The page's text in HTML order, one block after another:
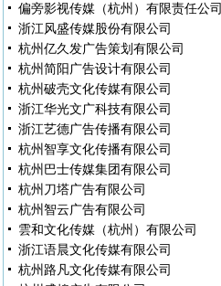
偏旁影视传媒（杭州）有限责任公司
浙江风盛传媒股份有限公司
杭州亿久发广告策划有限公司
杭州简阳广告设计有限公司
杭州破壳文化传媒有限公司
浙江华光文广科技有限公司
浙江艺德广告传播有限公司
杭州智享文化传播有限公司
杭州巴士传媒集团有限公司
杭州刀塔广告有限公司
杭州智云广告有限公司
雲和文化传媒（杭州）有限公司
浙江语晨文化传媒有限公司
杭州路凡文化传媒有限公司